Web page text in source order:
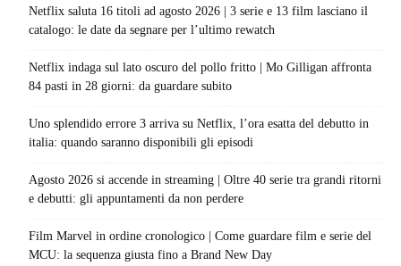
Netflix saluta 16 titoli ad agosto 2026 | 3 serie e 13 film lasciano il
catalogo: le date da segnare per l’ultimo rewatch
Netflix indaga sul lato oscuro del pollo fritto | Mo Gilligan affronta
84 pasti in 28 giorni: da guardare subito
Uno splendido errore 3 arriva su Netflix, l’ora esatta del debutto in
italia: quando saranno disponibili gli episodi
Agosto 2026 si accende in streaming | Oltre 40 serie tra grandi ritorni
e debutti: gli appuntamenti da non perdere
Film Marvel in ordine cronologico | Come guardare film e serie del
MCU: la sequenza giusta fino a Brand New Day